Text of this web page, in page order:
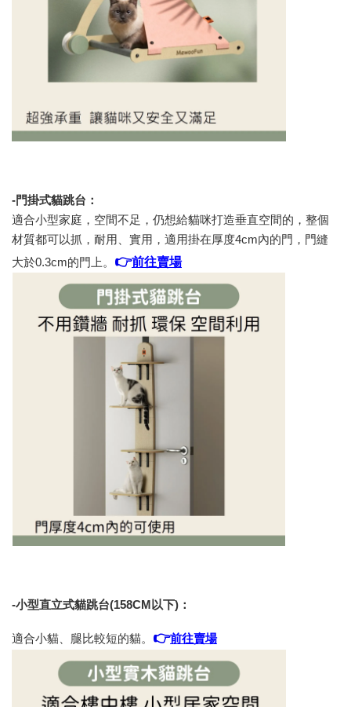
-門掛式貓跳台：
適合小型家庭，空間不足，仍想給貓咪打造垂直空間的，整個
材質都可以抓，耐用、實用，適用掛在厚度4cm內的門，門縫
大於0.3cm的門上。 👉前往賣場
-小型直立式貓跳台(158CM以下)：
適合小貓、腿比較短的貓。 👉前往賣場